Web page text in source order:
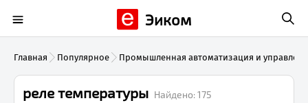
Эиком
Главная Популярное Промышленная автоматизация и
реле температуры Найдено:175